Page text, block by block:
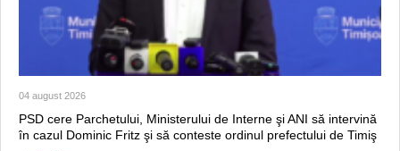
04 august 2026
PSD cere Parchetului, Ministerului de Interne şi ANI să intervină
în cazul Dominic Fritz şi să conteste ordinul prefectului de Timiş